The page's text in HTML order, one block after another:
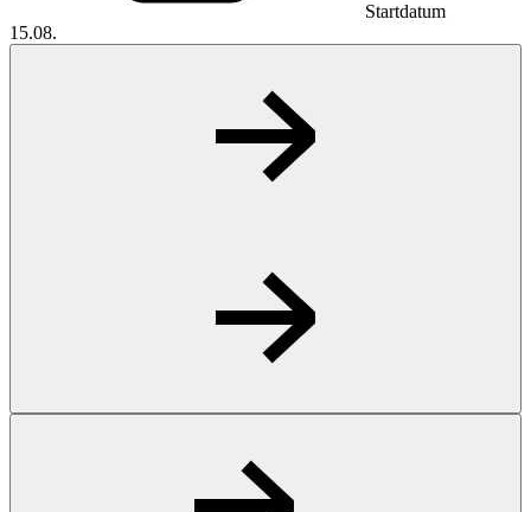
Startdatum
15.08.